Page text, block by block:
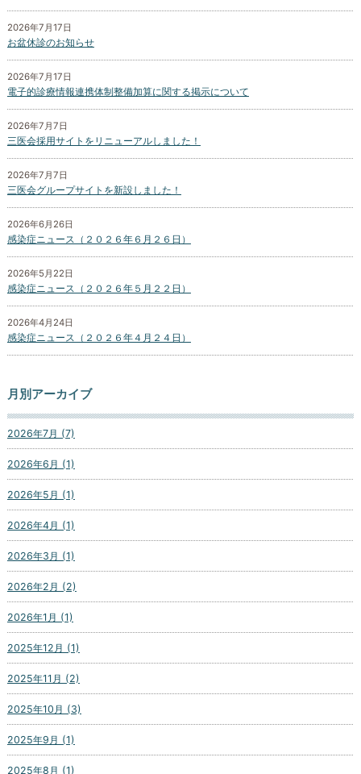
2026年7月17日
お盆休診のお知らせ
2026年7月17日
電子的診療情報連携体制整備加算に関する掲示について
2026年7月7日
三医会採用サイトをリニューアルしました！
2026年7月7日
三医会グループサイトを新設しました！
2026年6月26日
感染症ニュース（２０２６年６月２６日）
2026年5月22日
感染症ニュース（２０２６年５月２２日）
2026年4月24日
感染症ニュース（２０２６年４月２４日）
月別アーカイブ
2026年7月 (7)
2026年6月 (1)
2026年5月 (1)
2026年4月 (1)
2026年3月 (1)
2026年2月 (2)
2026年1月 (1)
2025年12月 (1)
2025年11月 (2)
2025年10月 (3)
2025年9月 (1)
2025年8月 (1)